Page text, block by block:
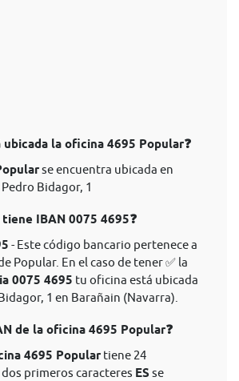
ubicada la oficina 4695 Popular❓
se encuentra ubicada en
Bidagor, 1
tiene IBAN 0075 4695❓
- Este código bancario pertenece a
Popular. En el caso de tener ✅ la
0075 4695 tu oficina está ubicada
1 en Barañain (Navarra).
de la oficina 4695 Popular❓
4695 Popular tiene 24
primeros caracteres ES se